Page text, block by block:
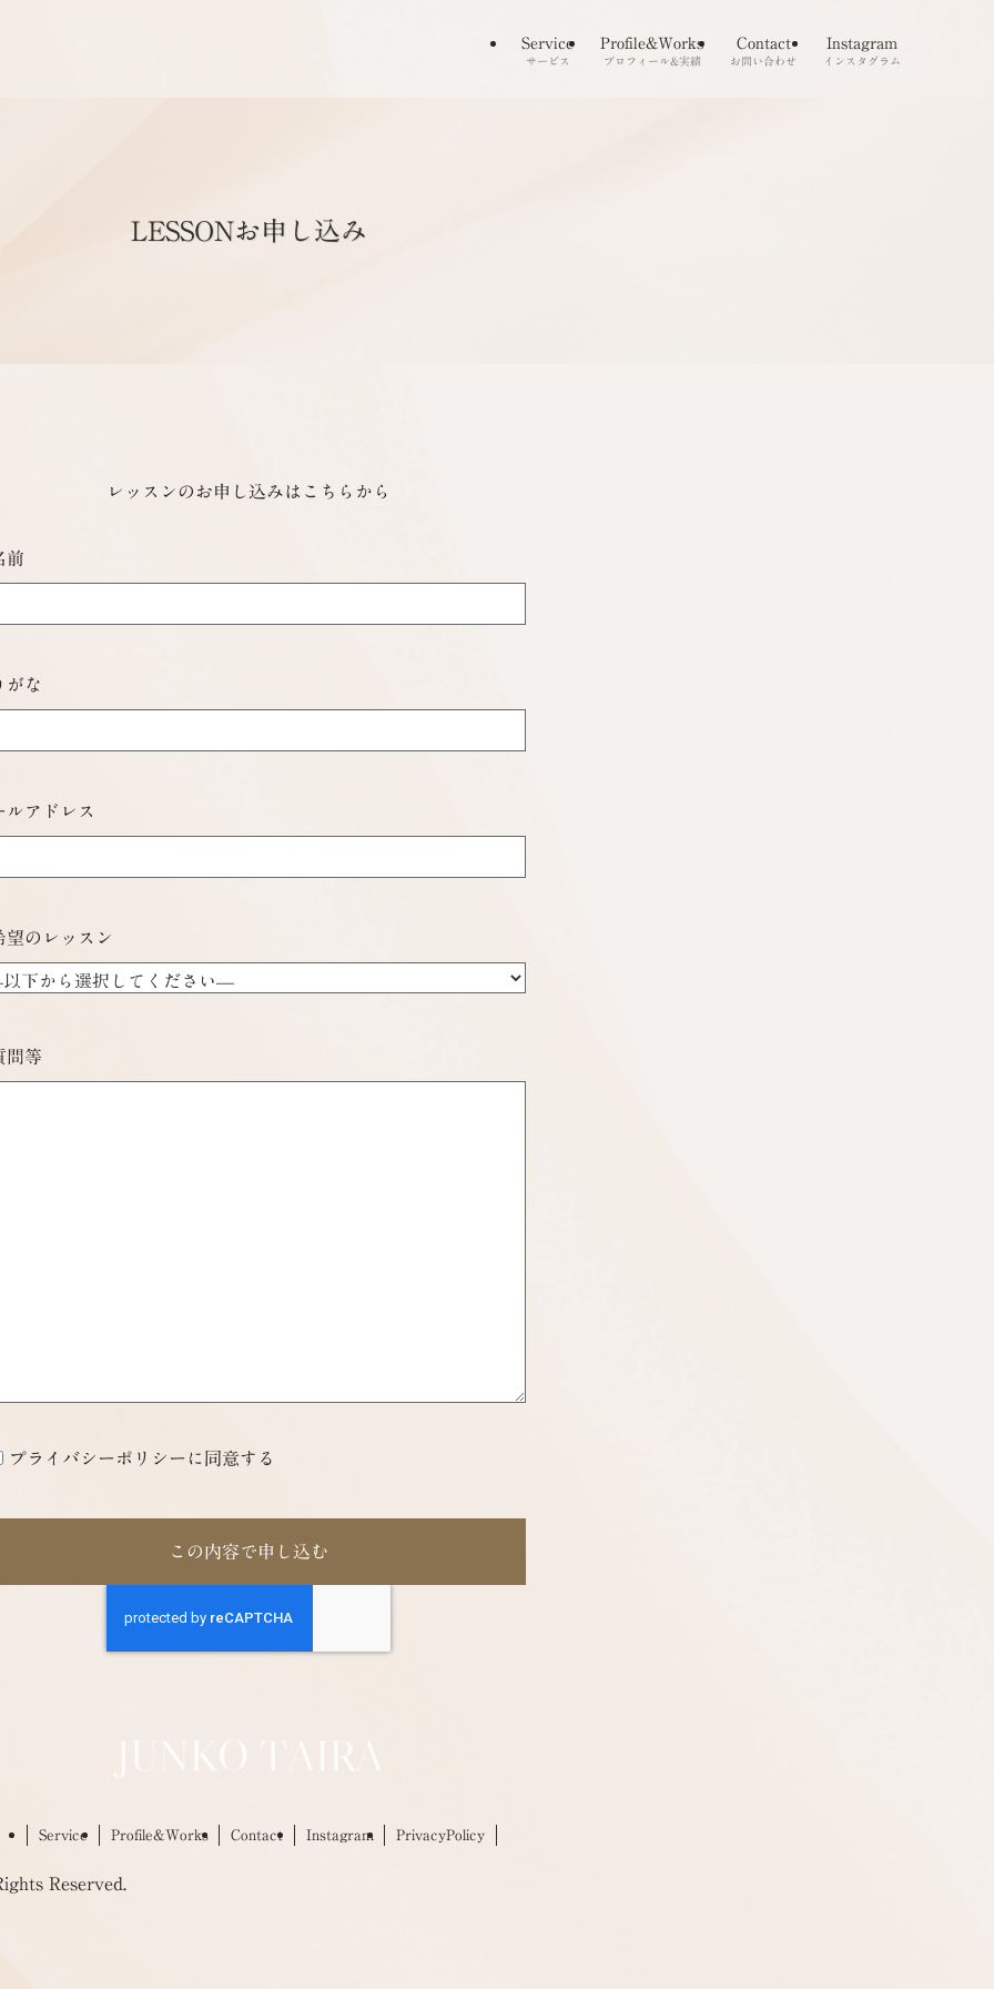
Service
サービス
Profile&Works
プロフィール&実績
Contact
お問い合わせ
Instagram
インスタグラム
LESSONお申し込み
レッスンのお申し込みはこちらから
前
がな
ルアドレス
望のレッスン
問等
プライバシーポリシーに同意する
Service Profile&Works Contact Instagram PrivacyPolicy
Reserved.